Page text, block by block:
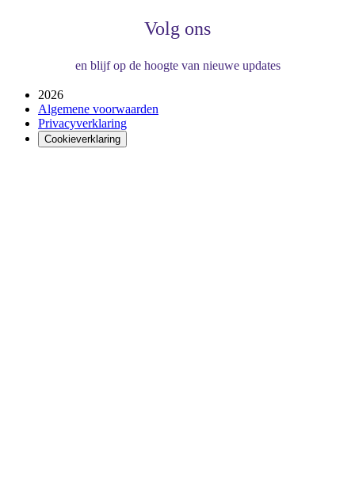
Volg ons
en blijf op de hoogte van nieuwe updates
2026
Algemene voorwaarden
Privacyverklaring
Cookieverklaring